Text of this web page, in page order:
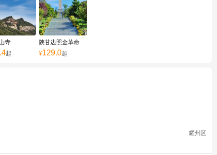
寺
起
陕甘边照金革命根据地旧址
¥129.0起
耀州区